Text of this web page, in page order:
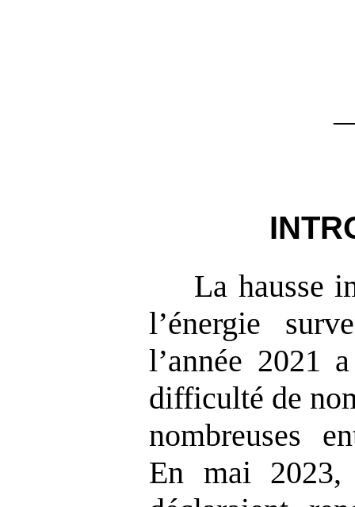
La hausse
l’énergie
l’année 2021
difficulté de
nombreuses
En mai